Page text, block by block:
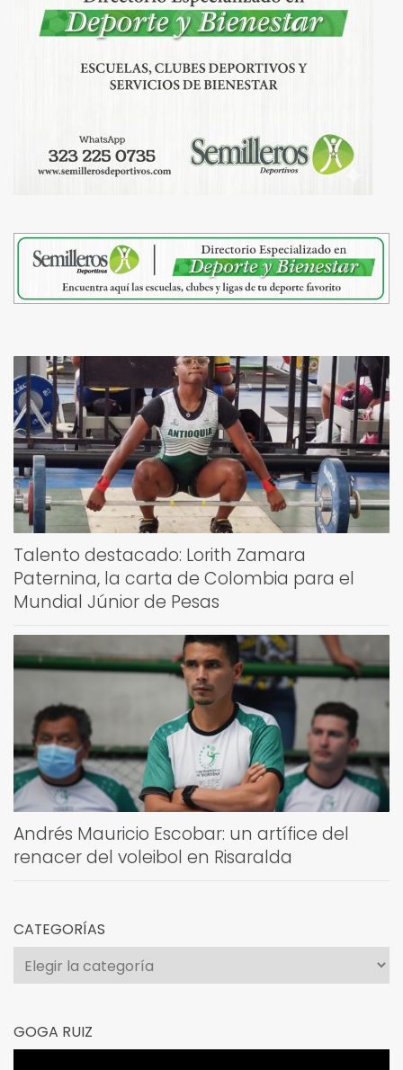
Talento destacado: Lorith Zamara
Paternina, la carta de Colombia para el
Mundial Júnior de Pesas
Andrés Mauricio Escobar: un artífice del
renacer del voleibol en Risaralda
CATEGORÍAS
Categorías
GOGA RUIZ